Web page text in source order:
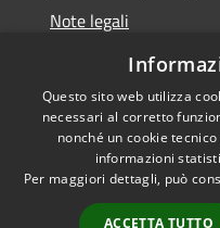
Note legali
Dichiarazione di
Accessibilità
Questo sito web utilizza
necessari al corretto
nonché un cookie
informazioni
Per maggiori dettagli, può
ACCETTA TUTTO